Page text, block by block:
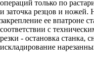
операций только по
и заточка резцов и ножей.
закрепление ее впатроне
соответствии с
резки - остановка станка,
искладирование